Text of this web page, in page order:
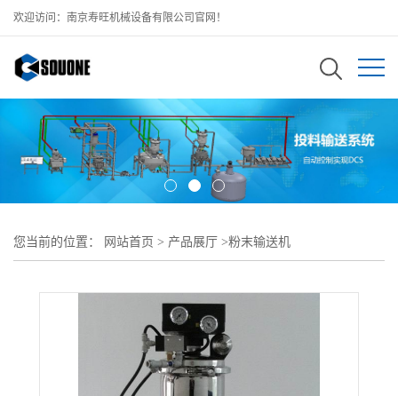
欢迎访问：南京寿旺机械设备有限公司官网！
您当前的位置： 网站首页 > 产品展厅 >粉末输送机